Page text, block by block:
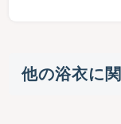
他の浴衣に